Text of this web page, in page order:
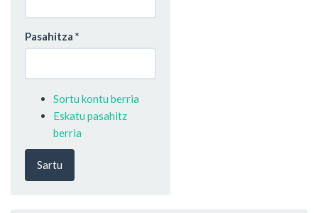
Pasahitza *
Sortu kontu berria
Eskatu pasahitz
berria
Sartu